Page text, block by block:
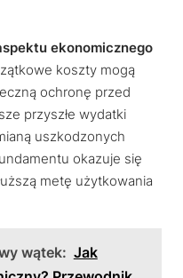
ekonomicznego
koszty mogą
ochronę przed
przyszłe wydatki
uszkodzonych
okazuje się
metę użytkowania
wątek: Jak